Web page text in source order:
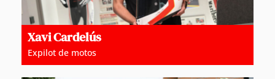
Xavi Cardelús
Expilot de motos